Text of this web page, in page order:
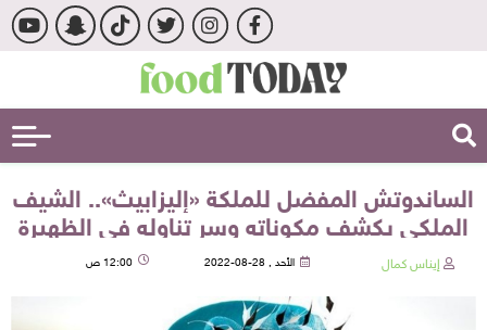
الساندوتش المفضل للملكة «إليزابيث».. الشيف
الملكي يكشف مكوناته وسر تناوله في الظهيرة
إيناس كمال الأحد , 28-08-2022 12:00 ص